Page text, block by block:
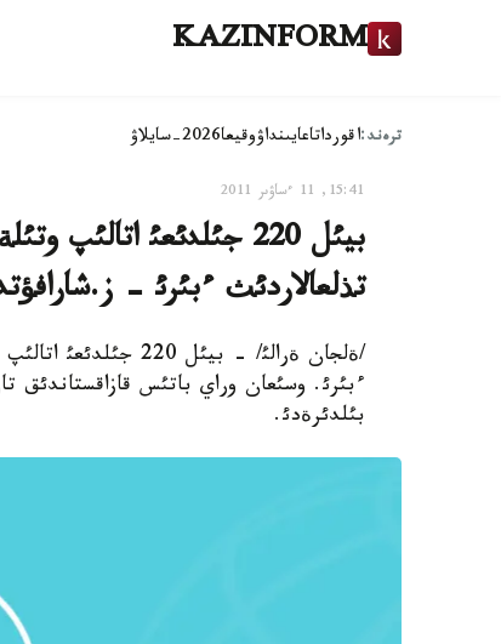
KAZINFORM
ترەند:اقورداتاعايىنداۋوقيعا2026-سايلاۋ
15:41, 11 ءساۋىر 2011
بيئل 220 جئلدئعئ
تذلعالاردئث ءبئرئ -
/ةلجان ةرالئ/ - بيئل
ءبئرئ. وسئعان وراي باتئس قازاقستاندئق
بئلدئرةدئ.